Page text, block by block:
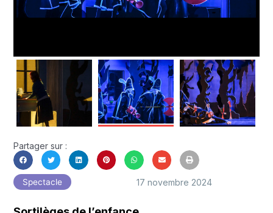
Partager sur :
Spectacle 17 novembre 2024